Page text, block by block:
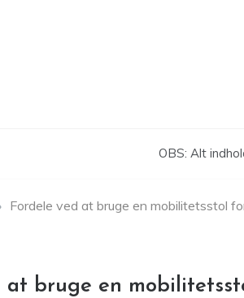
OBS: Alt
Fordele ved at bruge en mobilitetsstol
at bruge en